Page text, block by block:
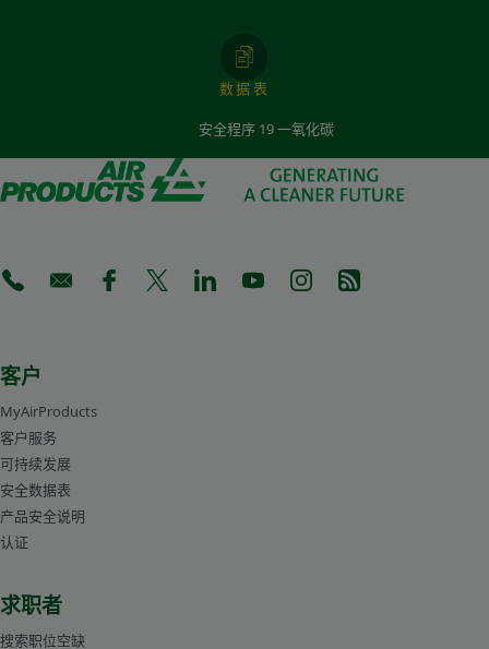
数据表
安全程序 19 一氧化碳
(Opens in a new tab)
(Opens in a new tab)
(Opens in a new tab)
(Opens in a new tab)
(Opens in a new tab)
(Opens in a new tab)
(Opens in a new tab)
(Opens in a new
客户
MyAirProducts
客户服务
可持续发展
安全数据表
产品安全说明
认证
求职者
搜索职位空缺